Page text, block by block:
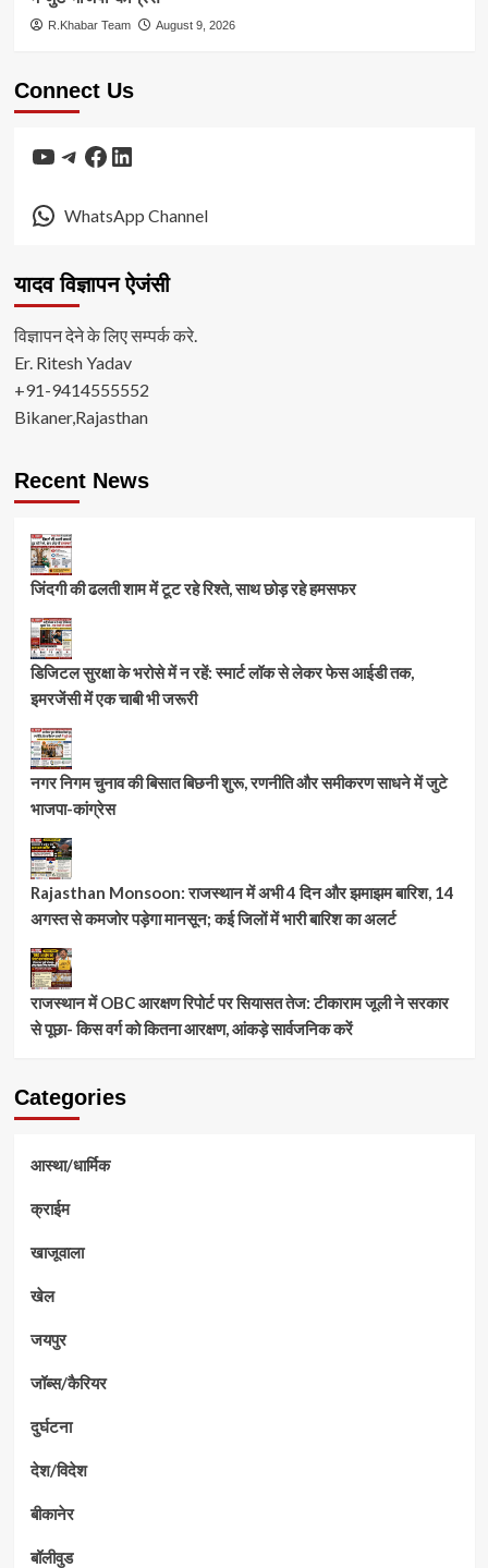
R.Khabar Team August 9, 2026
Connect Us
YouTube
Telegram
Facebook
LinkedIn
WhatsApp Channel
यादव विज्ञापन ऐजंसी
विज्ञापन देने के लिए सम्पर्क करे.
Er. Ritesh Yadav
+91-9414555552
Bikaner,Rajasthan
Recent News
जिंदगी की ढलती शाम में टूट रहे रिश्ते, साथ छोड़ रहे हमसफर
डिजिटल सुरक्षा के भरोसे में न रहें: स्मार्ट लॉक से लेकर फेस आईडी तक,
इमरजेंसी में एक चाबी भी जरूरी
नगर निगम चुनाव की बिसात बिछनी शुरू, रणनीति और समीकरण साधने में जुटे
भाजपा-कांग्रेस
Rajasthan Monsoon: राजस्थान में अभी 4 दिन और झमाझम बारिश, 14
अगस्त से कमजोर पड़ेगा मानसून; कई जिलों में भारी बारिश का अलर्ट
राजस्थान में OBC आरक्षण रिपोर्ट पर सियासत तेज: टीकाराम जूली ने सरकार
से पूछा- किस वर्ग को कितना आरक्षण, आंकड़े सार्वजनिक करें
Categories
आस्था/धार्मिक
क्राईम
खाजूवाला
खेल
जयपुर
जॉब्स/कैरियर
दुर्घटना
देश/विदेश
बीकानेर
बॉलीवुड